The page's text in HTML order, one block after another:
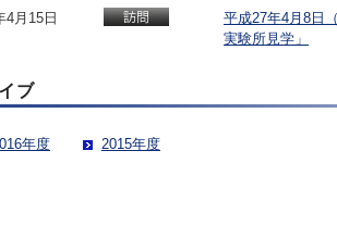
4月15日
平成27年4月8日
実験所見学」
ブ
年度 2015年度